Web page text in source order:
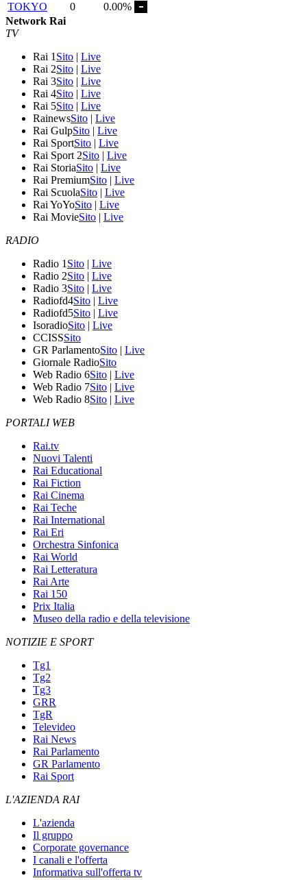
TOKYO
0
0.00%
Network Rai
TV
Rai 1 Sito | Live
Rai 2Sito | Live
Rai 3Sito | Live
Rai 4Sito | Live
Rai 5Sito | Live
RainewsSito | Live
Rai GulpSito | Live
Rai SportSito | Live
Rai Sport 2Sito | Live
Rai StoriaSito | Live
Rai PremiumSito | Live
Rai ScuolaSito | Live
Rai YoYoSito | Live
Rai MovieSito | Live
RADIO
Radio 1 Sito | Live
Radio 2Sito | Live
Radio 3Sito | Live
Radiofd4Sito | Live
Radiofd5Sito | Live
IsoradioSito | Live
CCISSSito
GR ParlamentoSito | Live
Giornale RadioSito
Web Radio 6Sito | Live
Web Radio 7Sito | Live
Web Radio 8Sito | Live
PORTALI WEB
Rai.tv
Nuovi Talenti
Rai Educational
Rai Fiction
Rai Cinema
Rai Teche
Rai International
Rai Eri
Orchestra Sinfonica
Rai World
Rai Letteratura
Rai Arte
Rai 150
Prix Italia
Museo della radio e della televisione
NOTIZIE E SPORT
Tg1
Tg2
Tg3
GRR
TgR
Televideo
Rai News
Rai Parlamento
GR Parlamento
Rai Sport
L'AZIENDA RAI
L'azienda
Il gruppo
Corporate governance
I canali e l'offerta
Informativa sull'offerta tv